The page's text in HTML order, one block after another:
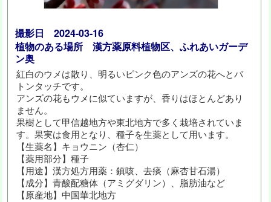
撮影日 2024-03-16
植物のある場所 漢方薬原料植物区、ふれあいガーデ
ン奥
紅白のウメは散り、明るいピンク色のアンズの花へとバ
トンタッチです。
アンズの花もウメに似ていますが、香りはほとんどあり
ません。
果樹として甲信越地方や東北地方で多く栽培されていま
す。果実は食用となり、種子を生薬として用います。
【生薬名】キョウニン（杏仁）
【薬用部分】種子
【用途】漢方処方用薬：鎮咳、去痰（麻杏甘石湯）
【成分】青酸配糖体（アミグダリン）、脂肪油など
【原産地】中国華北地方